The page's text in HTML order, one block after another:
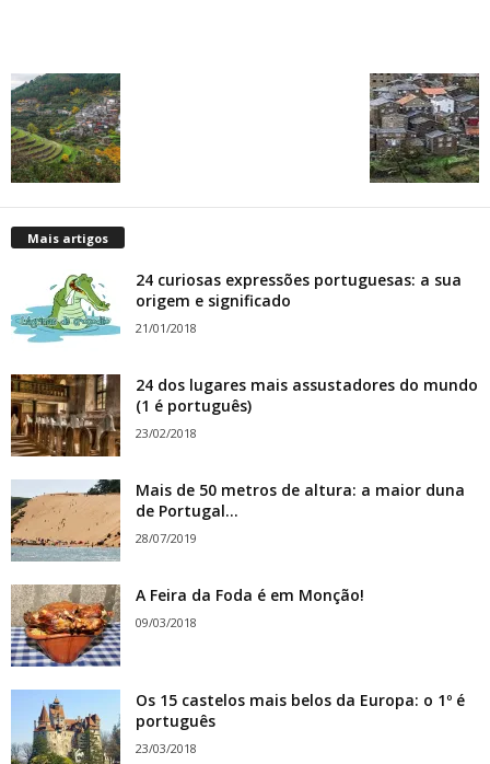
Mais artigos
24 curiosas expressões portuguesas: a sua
origem e significado
21/01/2018
24 dos lugares mais assustadores do mundo
(1 é português)
23/02/2018
Mais de 50 metros de altura: a maior duna
de Portugal...
28/07/2019
A Feira da Foda é em Monção!
09/03/2018
Os 15 castelos mais belos da Europa: o 1º é
português
23/03/2018